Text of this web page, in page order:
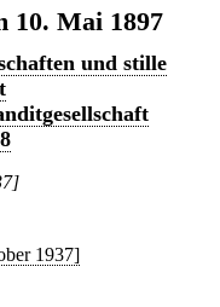
10. Mai 1897
und stille
1937]